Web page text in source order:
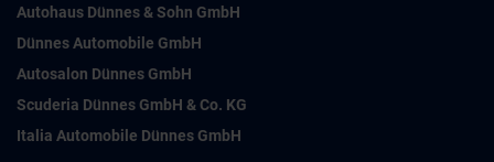
Autohaus Dünnes & Sohn GmbH
Dünnes Automobile GmbH
Autosalon Dünnes GmbH
Scuderia Dünnes GmbH & Co. KG
Italia Automobile Dünnes GmbH